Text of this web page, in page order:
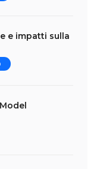
e impatti sulla